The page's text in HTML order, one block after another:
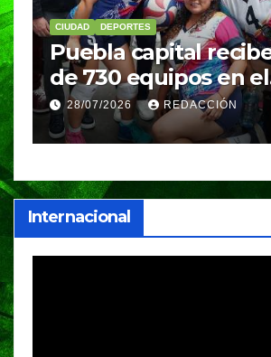
CIUDAD DEPORTES
Puebla capital
de 730 equipos en el
Festival Máster de
28/07/2026 REDACCIÓN
Internacional